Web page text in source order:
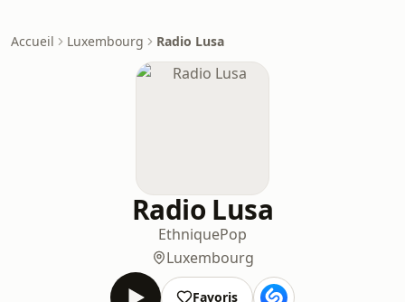
Accueil Luxembourg Radio Lusa
Radio Lusa
EthniquePop
Luxembourg
Favoris